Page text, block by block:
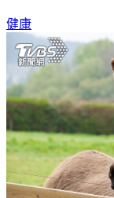
健康